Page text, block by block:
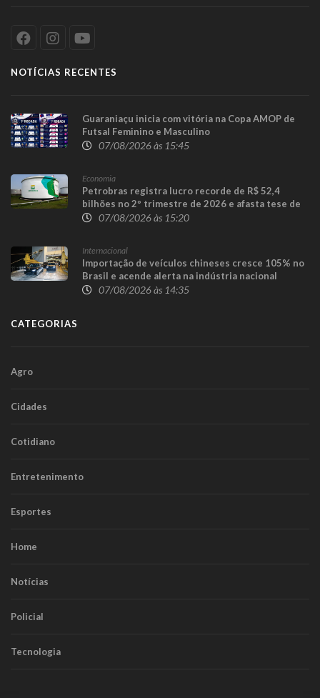
NOTÍCIAS RECENTES
Guaraniaçu inicia com vitória na Copa AMOP de
Futsal Feminino e Masculino
07/08/2026 às 15:45
Economia
Petrobras registra lucro recorde de R$ 52,4
bilhões no 2º trimestre de 2026 e afasta tese de
defasagem nos combustíveis
07/08/2026 às 15:20
Internacional
Importação de veículos chineses cresce 105% no
Brasil e acende alerta na indústria nacional
07/08/2026 às 14:35
CATEGORIAS
Agro
Cidades
Cotidiano
Entretenimento
Esportes
Home
Notícias
Policial
Tecnologia